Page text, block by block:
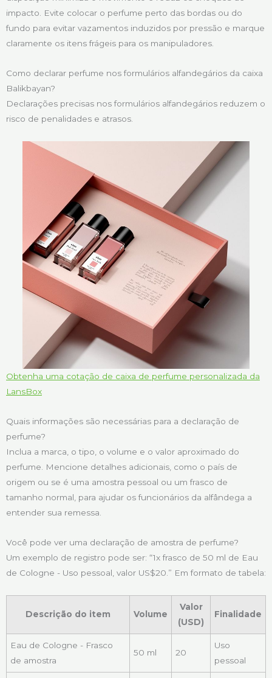
impacto. Evite colocar o perfume perto das bordas ou do
fundo para evitar vazamentos induzidos por pressão e marque
claramente os itens frágeis para os manipuladores.
Como declarar perfume nos formulários alfandegários da caixa
Balikbayan?
Declarações precisas nos formulários alfandegários reduzem o
risco de penalidades e atrasos.
Obtenha uma cotação de caixa de perfume personalizada da
LansBox
Quais informações são necessárias para a declaração de
perfume?
Inclua a marca, o tipo, o volume e o valor aproximado do
perfume. Mencione detalhes adicionais, como o país de
origem ou se é uma amostra pessoal ou um frasco de
tamanho normal, para ajudar os funcionários da alfândega a
entender sua remessa.
Você pode ver uma declaração de amostra de perfume?
Um exemplo de registro pode ser: “1x frasco de 50 ml de Eau
de Cologne - Uso pessoal, valor US$20.” Em formato de tabela:
Descrição do item Volume
Valor
(USD)
Finalidade
Eau de Cologne - Frasco
de amostra
50 ml 20
Uso
pessoal